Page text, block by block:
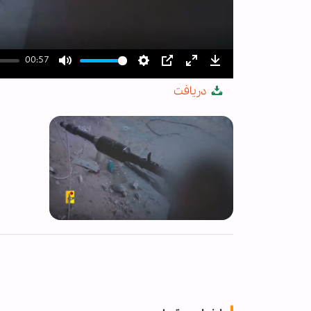
00:57
Mute Settings
PIP Enter
fullscreen
Download
دریافت